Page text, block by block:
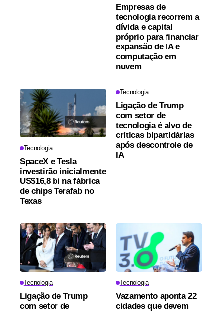
Empresas de
tecnologia recorrem a
dívida e capital
próprio para financiar
expansão de IA e
computação em
nuvem
Tecnologia
SpaceX e Tesla
investirão inicialmente
US$16,8 bi na fábrica
de chips Terafab no
Texas
Tecnologia
Ligação de Trump
com setor de
tecnologia é alvo de
críticas bipartidárias
após descontrole de
IA
Tecnologia
Ligação de Trump
com setor de
Tecnologia
Vazamento aponta 22
cidades que devem